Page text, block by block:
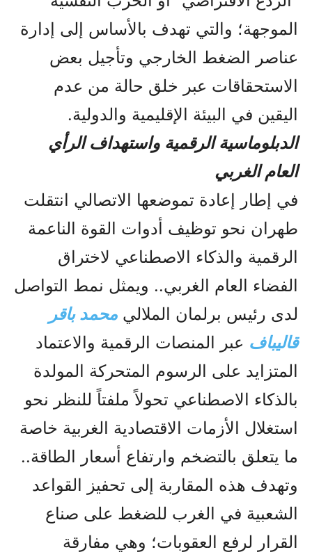
الموجهة؛ والتي تهدف بالأساس إلى إدارة
عناصر الضغط الخارجي وتأجيل بعض
الاستحقاقات عبر خلق حالة من عدم
اليقين في البيئة الإقليمية والدولية.
الدبلوماسية الرقمية واستهداف الرأي
العام الغربي
في إطار إعادة تموضعها الاتصالي انتقلت
طهران نحو توظيف أدوات القوة الناعمة
الرقمية والذكاء الاصطناعي لاختراق
الفضاء العام الغربي.. ويمثل نمط التواصل
لدى رئيس برلمان الملالي محمد باقر
قاليباف عبر المنصات الرقمية والاعتماد
المتزايد على الرسوم المتحركة المولدة
بالذكاء الاصطناعي تحولاً ملفتاً للنظر نحو
استغلال الأزمات الاقتصادية الغربية خاصة
ما يتعلق بالتضخم وارتفاع أسعار الطاقة..
وتهدف هذه المقاربة إلى تحفيز القواعد
الشعبية في الغرب للضغط على صناع
القرار لرفع العقوبات؛ وهي مفارقة